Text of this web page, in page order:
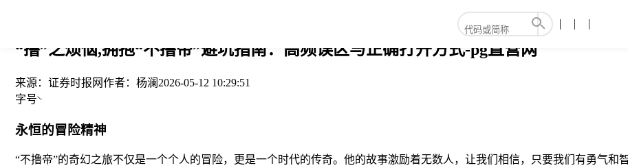
“撸”之烦恼,拥抱“不撸帝”避坑指南：高频误区与正确打开方式-pg直营网
来源： 证券时报网作者： 杨澜 2026-05-12 10:29:51
字号
永恒的冒险精神
“不撸帝”的奇幻之旅不仅是一个个人的冒险，更是一个时代的传奇。他的故事激励着无数人，让我们相信，只要我们有勇气